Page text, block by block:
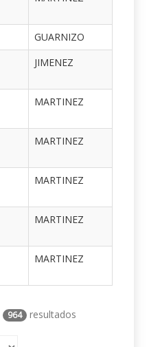
GUARNIZO
JIMENEZ
MARTINEZ
MARTINEZ
MARTINEZ
MARTINEZ
MARTINEZ
964 resultados